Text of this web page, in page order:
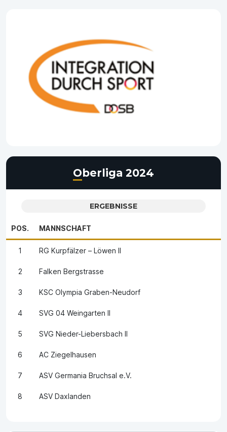
Oberliga 2024
ERGEBNISSE
POS. MANNSCHAFT
1 RG Kurpfälzer – Löwen II
2 Falken Bergstrasse
3 KSC Olympia Graben-Neudorf
4 SVG 04 Weingarten II
5 SVG Nieder-Liebersbach II
6 AC Ziegelhausen
7 ASV Germania Bruchsal e.V.
8 ASV Daxlanden